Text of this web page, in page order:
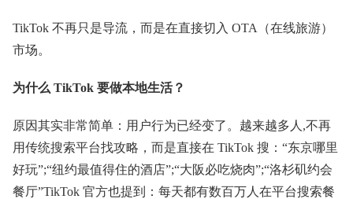
TikTok 不再只是导流，而是在直接切入 OTA（在线旅游）
市场。
为什么 TikTok 要做本地生活？
原因其实非常简单：用户行为已经变了。越来越多人,不再
用传统搜索平台找攻略，而是直接在 TikTok 搜：“东京哪里
好玩”;“纽约最值得住的酒店”;“大阪必吃烧肉”;“洛杉矶约会
餐厅”TikTok 官方也提到：每天都有数百万人在平台搜索餐